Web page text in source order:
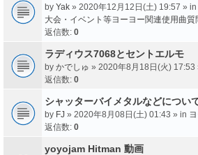
by Yak » 2020年12月12日(土) 19:57 » in
大会・イベント等ヨーヨー関連使用曲質
返信数: 0
ラディウス7068とセントエルモ
by かでしゅ » 2020年8月18日(火) 17:53
返信数: 0
シャッターバイメタルなどについ
by FJ » 2020年8月08日(土) 01:43 » in
返信数: 0
yoyojam Hitman 動画